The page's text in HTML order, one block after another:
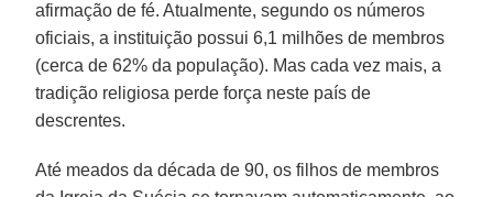
afirmação de fé. Atualmente, segundo os números
oficiais, a instituição possui 6,1 milhões de membros
(cerca de 62% da população). Mas cada vez mais, a
tradição religiosa perde força neste país de
descrentes.
Até meados da década de 90, os filhos de membros